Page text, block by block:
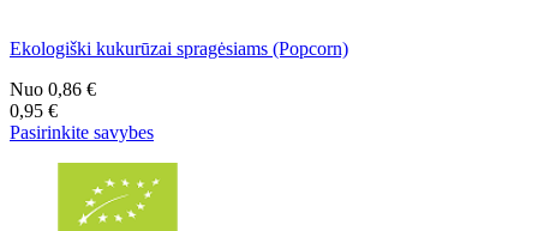
Ekologiški kukurūzai spragėsiams (Popcorn)
Nuo 0,86 €
0,95 €
Pasirinkite savybes